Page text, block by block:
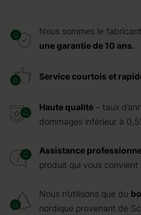
Nous sommes le
une garantie de 10 ans.
Service courtois et
Haute qualité – taux
dommages inférieur à
Assistance
produit qui vous convient
Nous n’utilisons que du
nordique provenant de